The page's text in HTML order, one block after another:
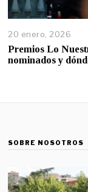
20 enero, 2026
Premios Lo
nominados y
SOBRE NOSOTROS